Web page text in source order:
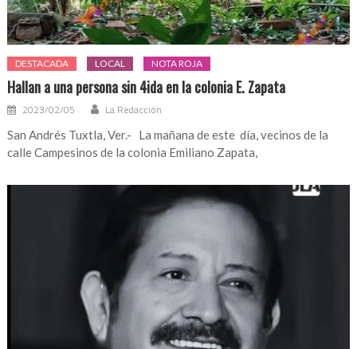
DESTACADA LOCAL NOTA ROJA
Hallan a una persona sin 4ida en la colonia E. Zapata
2023/02/05 La Redacción
San Andrés Tuxtla, Ver.- La mañana de este día, vecinos de la
calle Campesinos de la colonia Emiliano Zapata,